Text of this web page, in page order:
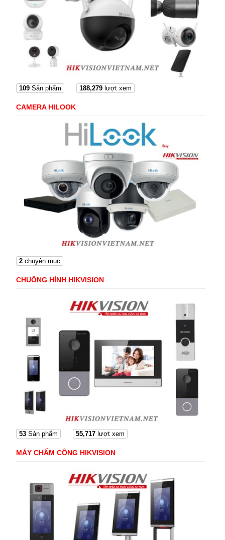
109Sản phẩm 188,279lượt xem
CAMERA HILOOK
2chuyên mục
CHUÔNG HÌNH HIKVISION
53Sản phẩm 55,717lượt xem
MÁY CHẤM CÔNG HIKVISION